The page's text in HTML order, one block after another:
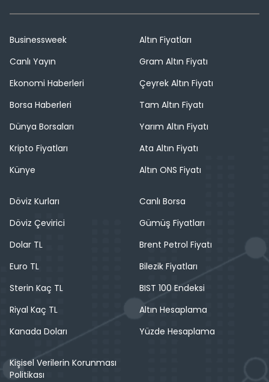
Businessweek
Canlı Yayın
Ekonomi Haberleri
Borsa Haberleri
Dünya Borsaları
Kripto Fiyatları
Künye
Altın Fiyatları
Gram Altın Fiyatı
Çeyrek Altın Fiyatı
Tam Altın Fiyatı
Yarım Altın Fiyatı
Ata Altın Fiyatı
Altın ONS Fiyatı
Döviz Kurları
Döviz Çevirici
Dolar TL
Euro TL
Sterin Kaç TL
Riyal Kaç TL
Kanada Doları
Canlı Borsa
Gümüş Fiyatları
Brent Petrol Fiyatı
Bilezik Fiyatları
BIST 100 Endeksi
Altın Hesaplama
Yüzde Hesaplama
Kişisel Verilerin Korunması
Politikası